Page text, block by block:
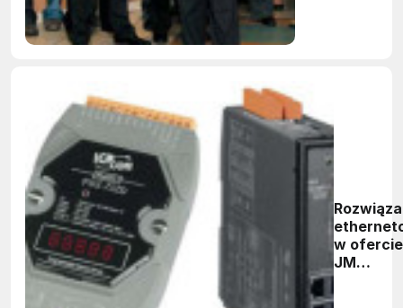
w ofercie
JM